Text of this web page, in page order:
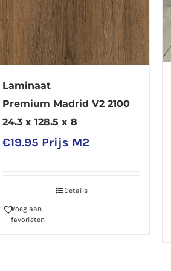
Laminaat
Premium Madrid V2 2100
24.3 x 128.5 x 8
€19.95 Prijs M2
Details
Voeg aan
favorieten